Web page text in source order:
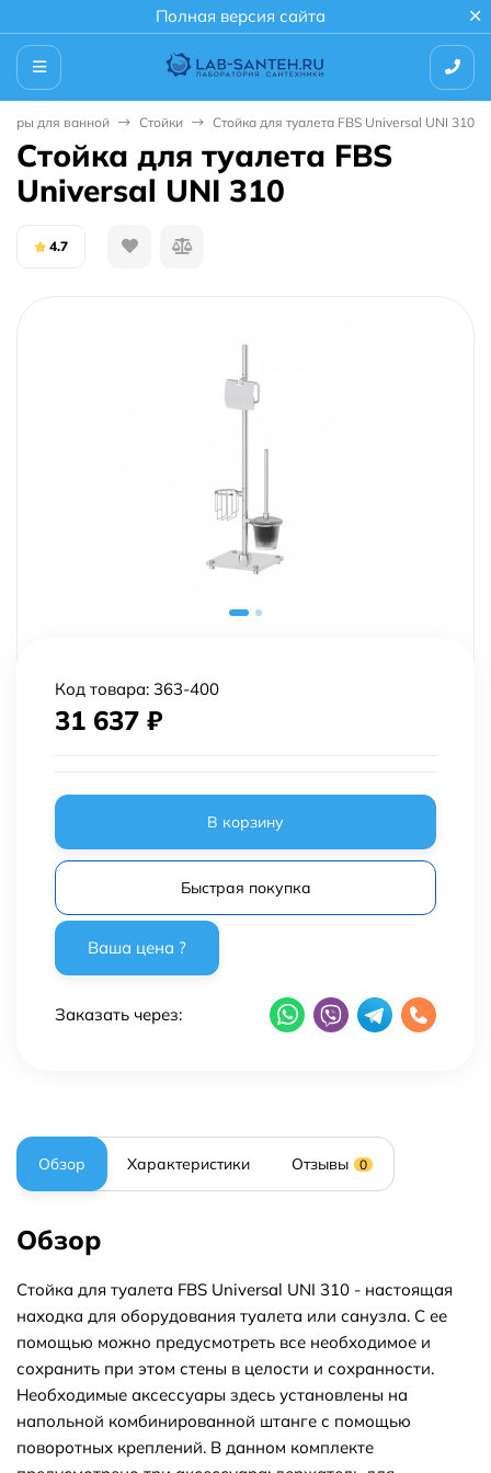
Полная версия сайта
для ванной Стойки Стойка для туалета FBS Universal UNI 310
Стойка для туалета FBS
Universal UNI 310
4.7
Код товара: 363-400
31 637 ₽
В корзину
Быстрая покупка
Заказать через:
Обзор Характеристики Отзывы 0
Обзор
Стойка для туалета FBS Universal UNI 310 - настоящая
находка для оборудования туалета или санузла. С ее
помощью можно предусмотреть все необходимое и
сохранить при этом стены в целости и сохранности.
Необходимые аксессуары здесь установлены на
напольной комбинированной штанге с помощью
поворотных креплений. В данном комплекте